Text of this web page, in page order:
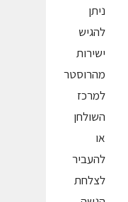
ניתן
להגיש
ישירות
מהרוסטר
למרכז
השולחן
או
להעביר
לצלחת